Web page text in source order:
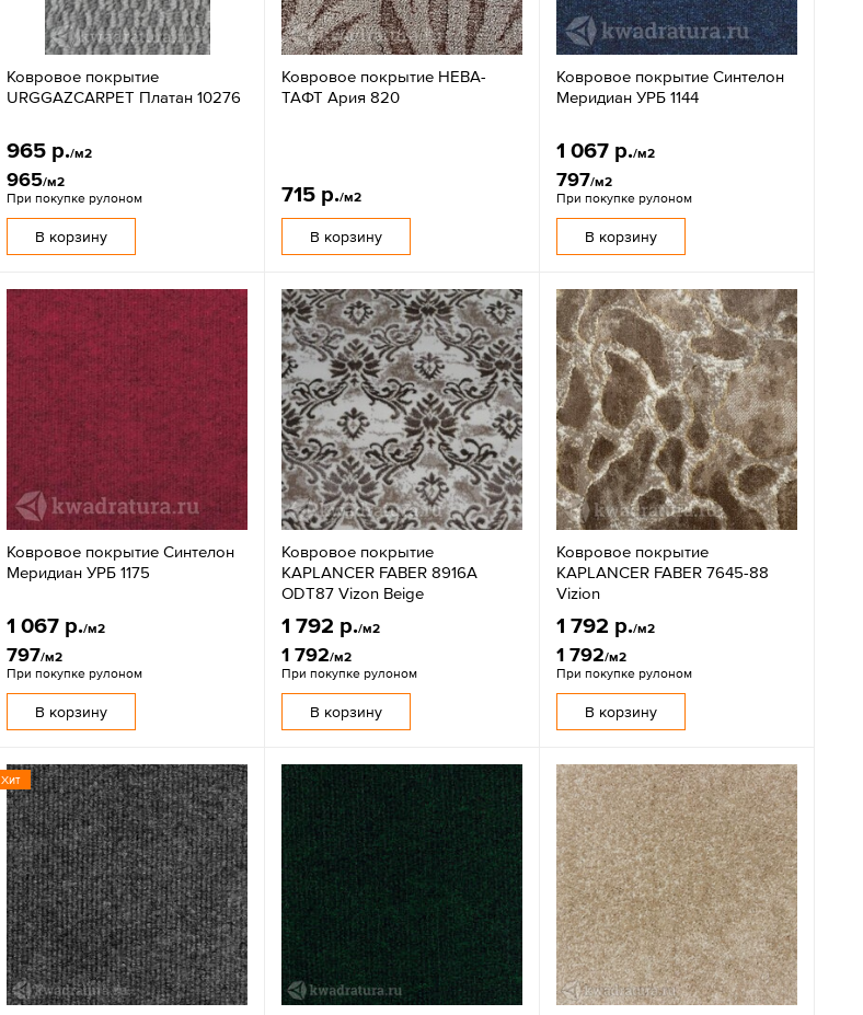
Ковровое покрытие
URGGAZCARPET Платан 10276
965 р./м2
965/м2
При покупке рулоном
В корзину
Ковровое покрытие НЕВА-
ТАФТ Ария 820
715 р./м2
В корзину
Ковровое покрытие Синтелон
Меридиан УРБ 1144
1 067 р./м2
797/м2
При покупке рулоном
В корзину
Ковровое покрытие Синтелон
Меридиан УРБ 1175
1 067 р./м2
797/м2
При покупке рулоном
В корзину
Ковровое покрытие
KAPLANCER FABER 8916A
ODT87 Vizon Beige
1 792 р./м2
1 792/м2
При покупке рулоном
В корзину
Ковровое покрытие
KAPLANCER FABER 7645-88
Vizion
1 792 р./м2
1 792/м2
При покупке рулоном
В корзину
Хит